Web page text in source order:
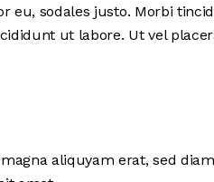
eu, sodales justo. Morbi
ut labore. Ut vel
aliquyam erat, sed